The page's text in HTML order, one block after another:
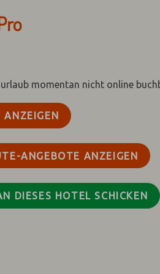
momentan nicht online
ANZEIGEN
ANGEBOTE ANZEIGEN
DIESES HOTEL SCHICKEN